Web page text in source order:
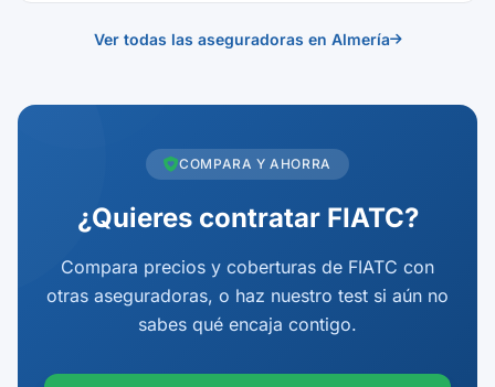
Ver todas las aseguradoras en Almería
COMPARA Y AHORRA
¿Quieres contratar FIATC?
Compara precios y coberturas de FIATC con
otras aseguradoras, o haz nuestro test si aún no
sabes qué encaja contigo.